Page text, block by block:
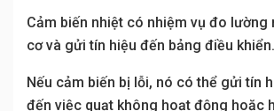
Cảm biến nhiệt có nhiệm vụ đo lường
cơ và gửi tín hiệu đến bảng điều khiển.
Nếu cảm biến bị lỗi, nó có thể gửi tín
đến việc quạt không hoạt động hoặc